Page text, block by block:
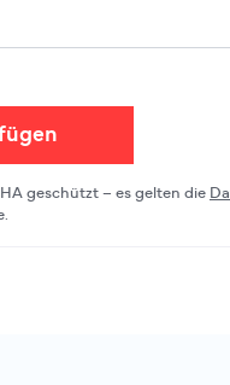
geschützt – es gelten die